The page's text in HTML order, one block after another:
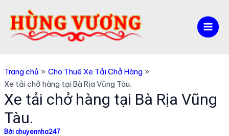
Main
Trang chủ
Cho Thuê Xe Tải Chở Hàng
Xe tải chở hàng tại Bà Rịa Vũng Tàu.
Xe tải chở hàng tại Bà Rịa Vũng
Tàu.
Bởi chuyennha247